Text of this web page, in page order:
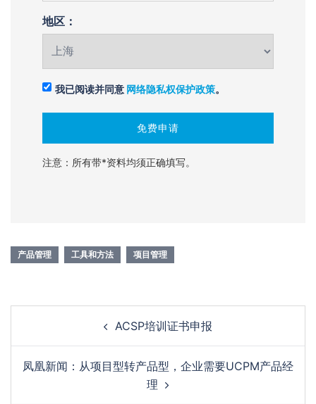
地区：
我已阅读并同意 网络隐私权保护政策。
注意：所有带*资料均须正确填写。
产品管理 工具和方法 项目管理
ACSP培训证书申报
凤凰新闻：从项目型转产品型，企业需要UCPM产品经
理